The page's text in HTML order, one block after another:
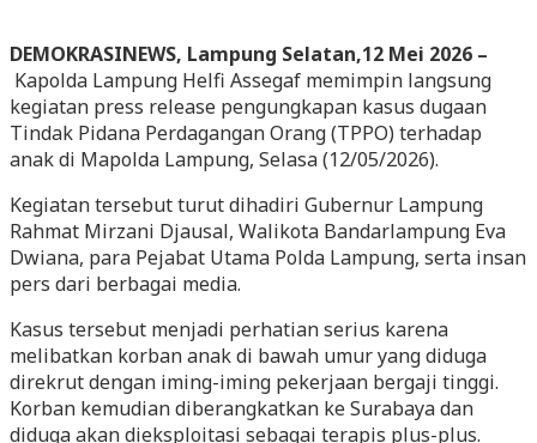
DEMOKRASINEWS, Lampung Selatan,12 Mei 2026 –
Kapolda Lampung Helfi Assegaf memimpin langsung
kegiatan press release pengungkapan kasus dugaan
Tindak Pidana Perdagangan Orang (TPPO) terhadap
anak di Mapolda Lampung, Selasa (12/05/2026).
Kegiatan tersebut turut dihadiri Gubernur Lampung
Rahmat Mirzani Djausal, Walikota Bandarlampung Eva
Dwiana, para Pejabat Utama Polda Lampung, serta insan
pers dari berbagai media.
Kasus tersebut menjadi perhatian serius karena
melibatkan korban anak di bawah umur yang diduga
direkrut dengan iming-iming pekerjaan bergaji tinggi.
Korban kemudian diberangkatkan ke Surabaya dan
diduga akan dieksploitasi sebagai terapis plus-plus.